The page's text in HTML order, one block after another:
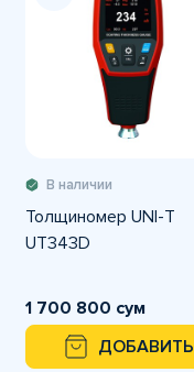
В наличии
Толщиномер UNI-T
UT343D
1 700 800 сум
ДОБАВИТЬ